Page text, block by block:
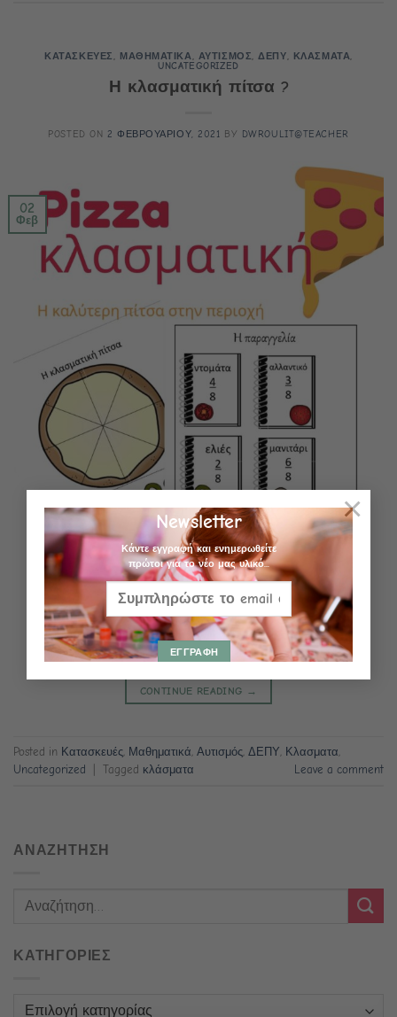
Newsletter
Κάντε εγγραφή και ενημερωθείτε
πρώτοι για το νέο μας υλικό...
×
ΚΑΤΑΣΚΕΥΕΣ, ΜΑΘΗΜΑΤΙΚΑ, ΑΥΤΙΣΜΟΣ,ΔΕΠΥ, ΚΛΑΣΜΑΤΑ,
UNCATEGORIZED
Η κλασματική πίτσα ?
POSTED ON 2 ΦΕΒΡΟΥΑΡΙΟΥ, 2021 BY DWROULIT@TEACHER
02
Φεβ
CONTINUE READING →
Posted in Κατασκευές Μαθηματικά Αυτισμός ΔΕΠΥ Κλασματα
Uncategorized
Tagged κλάσματα Leave a comment
ΑΝΑΖΗΤΗΣΗ
ΚΑΤΗΓΟΡΙΕΣ
Κατηγορίες